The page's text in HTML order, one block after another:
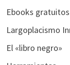
Ebooks gratuitos
Largoplacismo
El «libro negro»
Para que
nuestra web